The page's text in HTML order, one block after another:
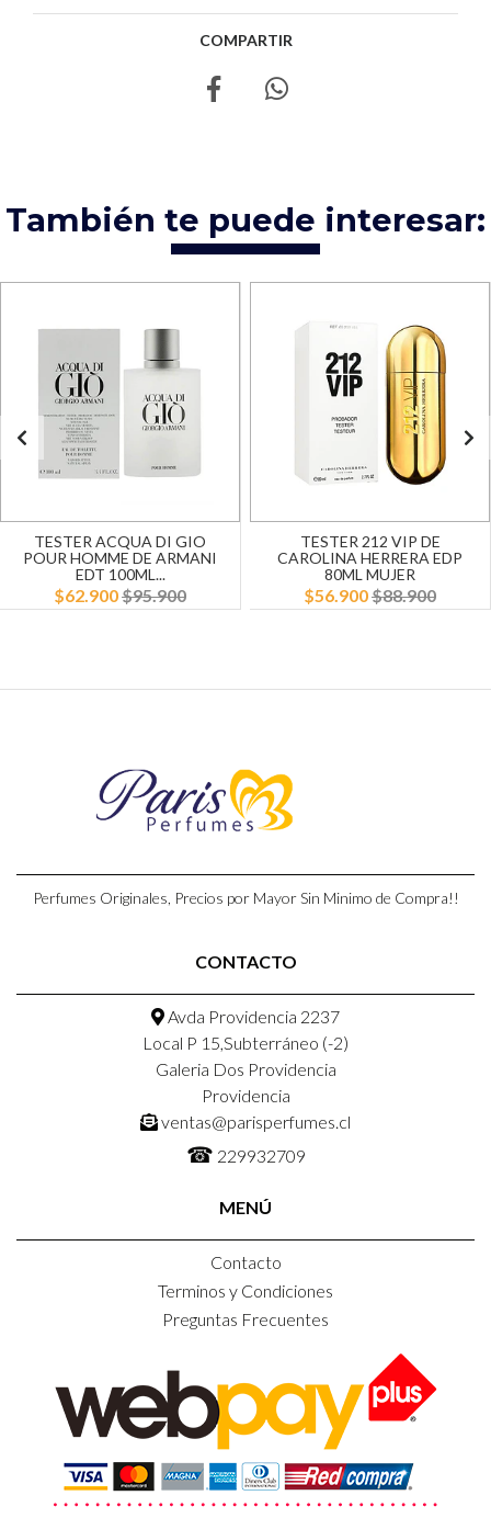
COMPARTIR
También te puede interesar:
TESTER ACQUA DI GIO
POUR HOMME DE ARMANI
EDT 100ML...
$62.900$95.900
TESTER 212 VIP DE
CAROLINA HERRERA EDP
80ML MUJER
$56.900$88.900
Perfumes Originales, Precios por Mayor Sin Minimo de Compra!!
CONTACTO
Avda Providencia 2237
Local P 15,Subterráneo (-2)
Galeria Dos Providencia
Providencia
ventas@parisperfumes.cl
☎ 229932709
MENÚ
Contacto
Terminos y Condiciones
Preguntas Frecuentes